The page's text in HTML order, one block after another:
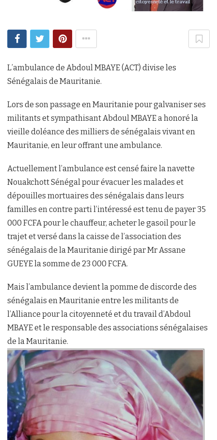
L’ambulance de Abdoul MBAYE (ACT) divise les
Sénégalais de Mauritanie.
Lors de son passage en Mauritanie pour galvaniser ses
militants et sympathisant Abdoul MBAYE a honoré la
vieille doléance des milliers de sénégalais vivant en
Mauritanie, en leur offrant une ambulance.
Actuellement l’ambulance est censé faire la navette
Nouakchott Sénégal pour évacuer les malades et
dépouilles mortuaires des sénégalais dans leurs
familles en contre parti l’intéressé est tenu de payer 35
000 FCFA pour le chauffeur, acheter le gasoil pour le
trajet et versé dans la caisse de l’association des
sénégalais de la Mauritanie dirigé par Mr Assane
GUEYE la somme de 23 000 FCFA.
Mais l’ambulance devient la pomme de discorde des
sénégalais en Mauritanie entre les militants de
l’Alliance pour la citoyenneté et du travail d’Abdoul
MBAYE et le responsable des associations sénégalaises
de la Mauritanie.